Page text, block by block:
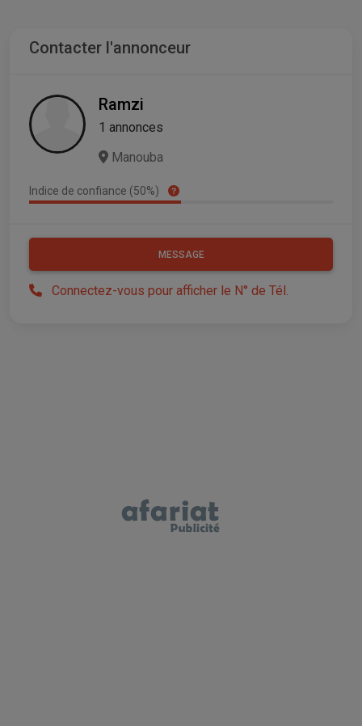
Contacter l'annonceur
Ramzi
1 annonces
Manouba
Indice de confiance (50%)
MESSAGE
Connectez-vous pour afficher le N° de Tél.